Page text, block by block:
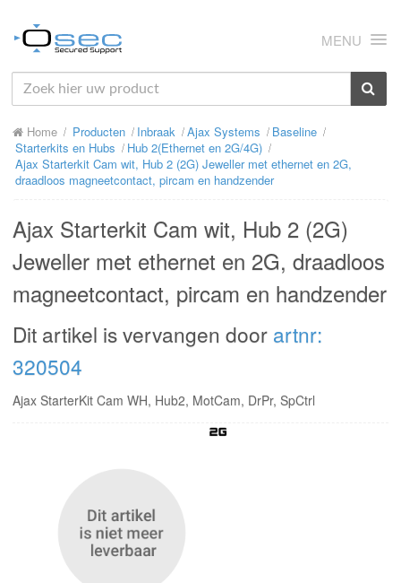
MENU
HOME
OVER ONS
NIEUWS
SUPPORT
RMA
MIJN OSEC
CONTACT
INLOGGEN
Home Producten Inbraak Ajax Systems
Baseline
Starterkits en Hubs
Hub 2(Ethernet en 2G/4G)
Ajax Starterkit Cam wit, Hub 2 (2G) Jeweller met ethernet en 2G,
draadloos magneetcontact, pircam en handzender
Ajax Starterkit Cam wit, Hub 2 (2G)
Jeweller met ethernet en 2G, draadloos
magneetcontact, pircam en handzender
Dit artikel is vervangen door artnr:
320504
Ajax StarterKit Cam WH, Hub2, MotCam, DrPr, SpCtrl